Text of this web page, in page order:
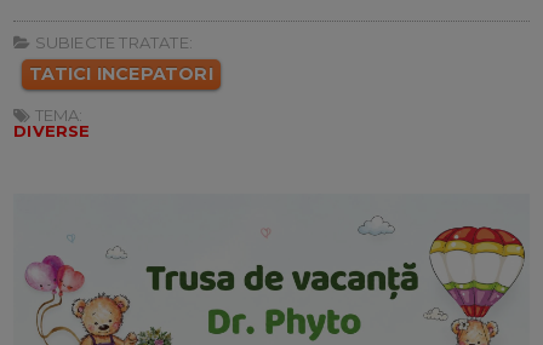
SUBIECTE TRATATE:
TATICI INCEPATORI
TEMA:
DIVERSE